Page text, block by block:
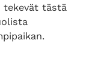
tekevät tästä